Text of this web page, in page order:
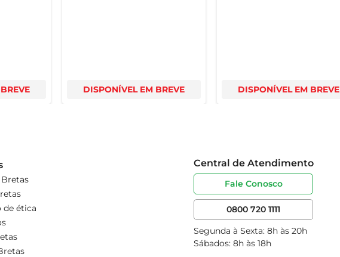
DISPONÍVEL EM BREVE DISPONÍVEL EM BREVE
de ética
Central de Atendimento
Fale Conosco
0800 720 1111
Segunda à Sexta: 8h às 20h
Sábados: 8h às 18h